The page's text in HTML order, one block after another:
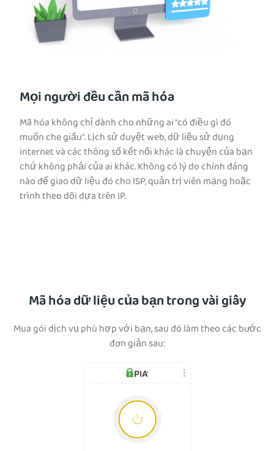
Mọi người đều cần mã hóa
Mã hóa không chỉ dành cho những ai "có điều gì đó
muốn che giấu". Lịch sử duyệt web, dữ liệu sử dụng
internet và các thông số kết nối khác là chuyện của bạn
chứ không phải của ai khác. Không có lý do chính đáng
nào để giao dữ liệu đó cho ISP, quản trị viên mạng hoặc
trình theo dõi dựa trên IP.
Mã hóa dữ liệu của bạn trong vài giây
Mua gói dịch vụ phù hợp với bạn, sau đó làm theo các bước
đơn giản sau: